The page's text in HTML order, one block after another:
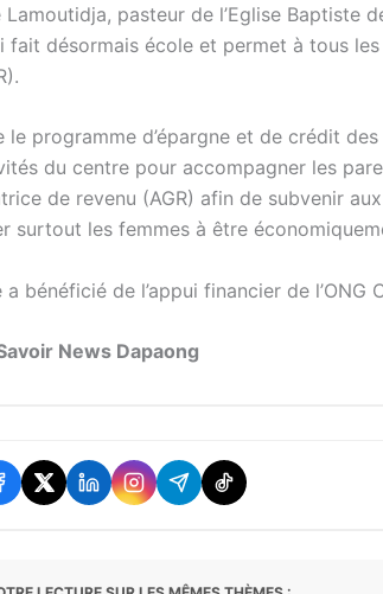
Lamoutidja, pasteur de l’Eglise Baptiste
fait désormais école et permet à tous
le programme d’épargne et de crédit
du centre pour accompagner les
de revenu (AGR) afin de subvenir
surtout les femmes à être
bénéficié de l’appui financier de l’ONG
News Dapaong